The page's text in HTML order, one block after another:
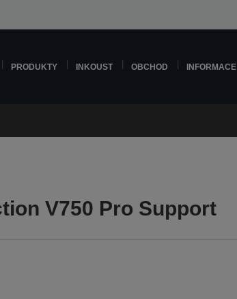
PRODUKTY INKOUST OBCHOD INFORMACE
V750 Pro Support